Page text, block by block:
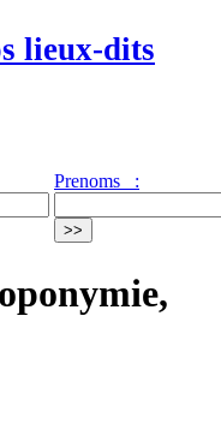
lieux-dits
Prenoms :